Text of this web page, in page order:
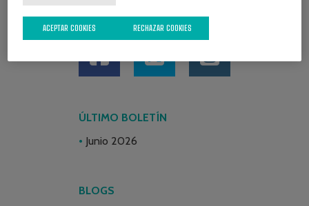
REDES SOCIALES
ÚLTIMO BOLETÍN
Junio 2026
BLOGS
RECHAZAR COOKIES
ACEPTAR COOKIES